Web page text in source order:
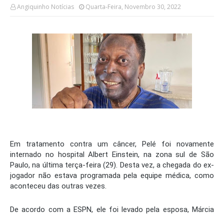
Angiquinho Notícias Quarta-Feira, Novembro 30, 2022
Em tratamento contra um câncer, Pelé foi novamente
internado no hospital Albert Einstein, na zona sul de São
Paulo, na última terça-feira (29). Desta vez, a chegada do ex-
jogador não estava programada pela equipe médica, como
aconteceu das outras vezes.
De acordo com a ESPN, ele foi levado pela esposa, Márcia